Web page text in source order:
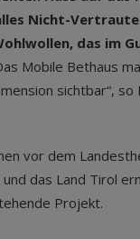
Nicht-
das im
Mobile Bethaus
sichtbar“, so
vor dem
das Land Tirol
Projekt.